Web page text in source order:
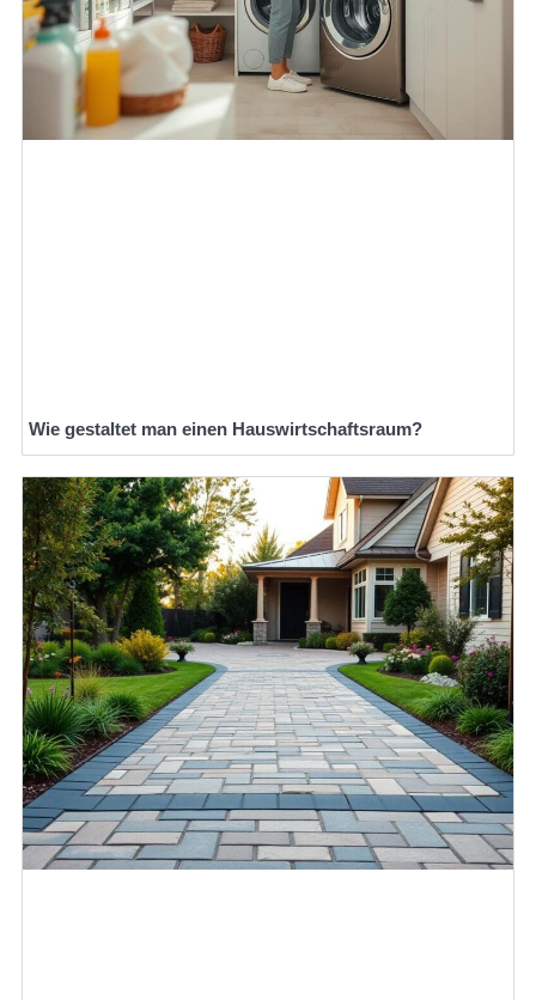
Wie gestaltet man einen Hauswirtschaftsraum?